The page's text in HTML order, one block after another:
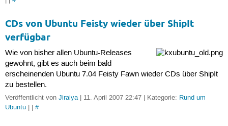
CDs von Ubuntu Feisty wieder über ShipIt
verfügbar
Wie von bisher allen Ubuntu-Releases
gewohnt, gibt es auch beim bald
erscheinenden Ubuntu 7.04 Feisty Fawn wieder CDs über ShipIt
zu bestellen.
Veröffentlicht von Jiraiya| 11. April 2007 22:47 | Kategorie: Rund um
Ubuntu| | #